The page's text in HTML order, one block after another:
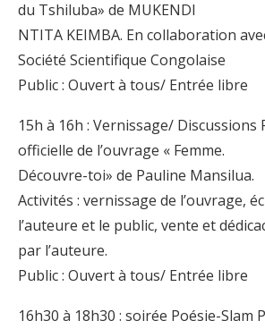
du Tshiluba» de MUKENDI
NTITA KEIMBA. En collaboration
Société Scientifique Congolaise
Public : Ouvert à tous/ Entrée libre
15h à 16h : Vernissage/
officielle de l’ouvrage « Femme.
Découvre-toi» de Pauline Mansilua.
Activités : vernissage de l’ouvrage,
l’auteure et le public, vente et
par l’auteure.
Public : Ouvert à tous/ Entrée libre
16h30 à 18h30 : soirée Poésie-Slam